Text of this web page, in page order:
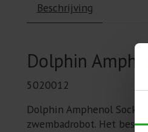
Beschrijving
Dolphin
5020012
Dolphin Amphenol
zwembadrobot. Het